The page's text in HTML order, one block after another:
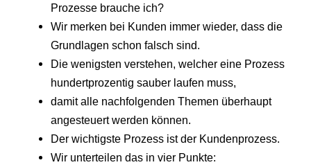
Prozesse brauche ich?
Wir merken bei Kunden immer wieder, dass die
Grundlagen schon falsch sind.
Die wenigsten verstehen, welcher eine Prozess
hundertprozentig sauber laufen muss,
damit alle nachfolgenden Themen überhaupt
angesteuert werden können.
Der wichtigste Prozess ist der Kundenprozess.
Wir unterteilen das in vier Punkte: